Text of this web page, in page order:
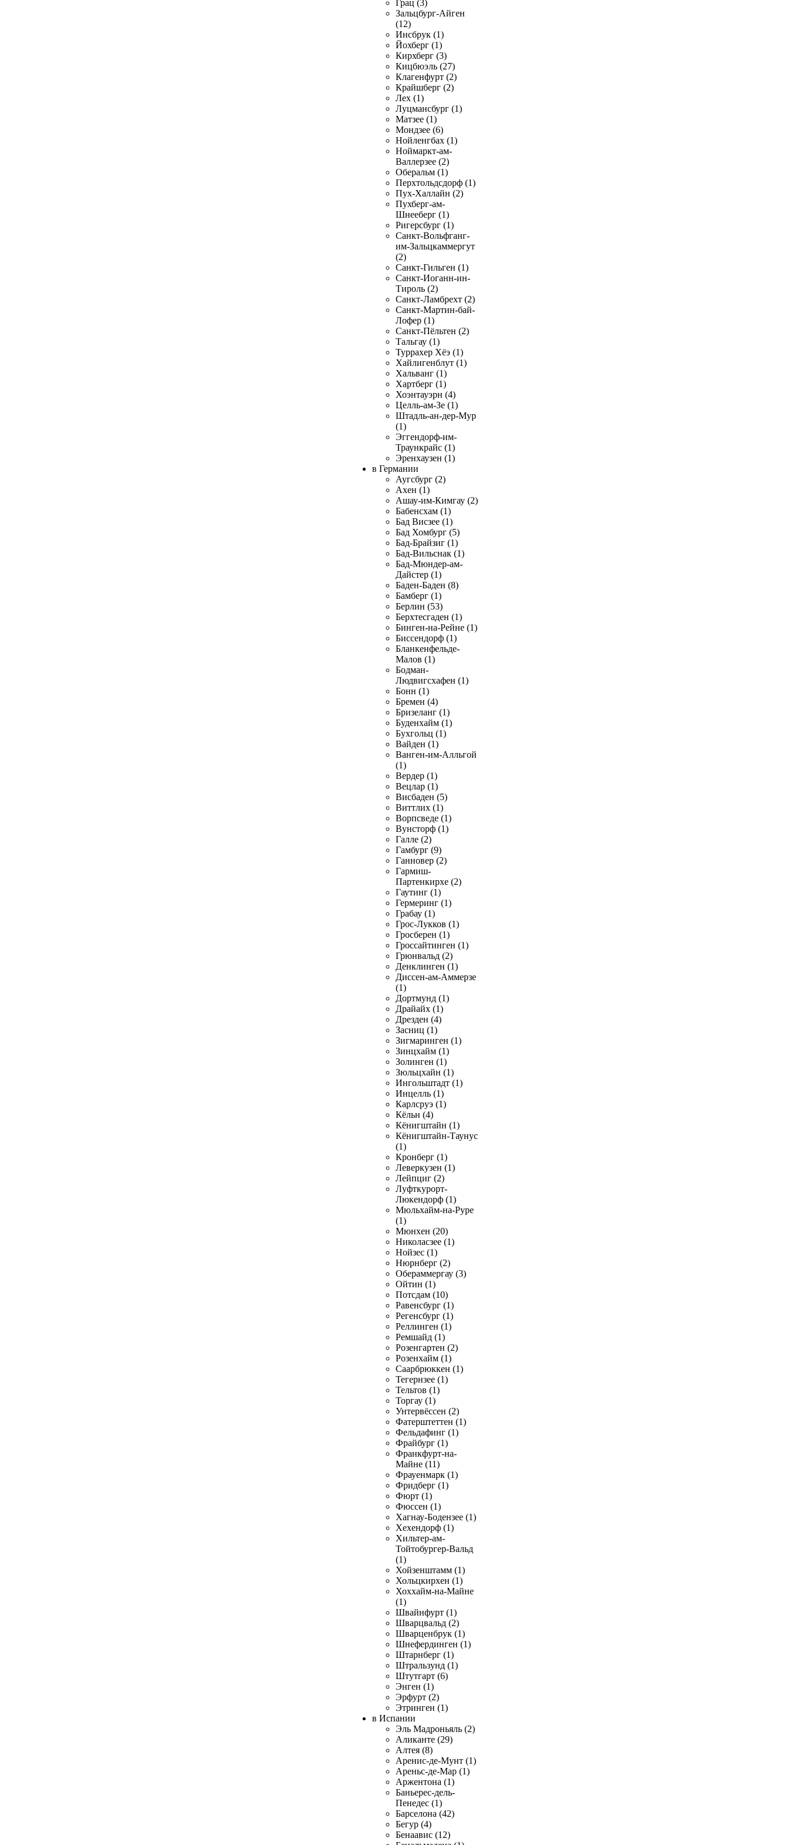
Грац (3)
Зальцбург-Айген
(12)
Инсбрук (1)
Йохберг (1)
Кирхберг (3)
Кицбюэль (27)
Клагенфурт (2)
Крайшберг (2)
Лех (1)
Луцмансбург (1)
Матзее (1)
Мондзее (6)
Нойленгбах (1)
Ноймаркт-ам-
Валлерзее (2)
Оберальм (1)
Перхтольдсдорф (1)
Пух-Халлайн (2)
Пухберг-ам-
Шнееберг (1)
Ригерсбург (1)
Санкт-Вольфганг-
им-Зальцкаммергут
(2)
Санкт-Гильген (1)
Санкт-Иоганн-ин-
Тироль (2)
Санкт-Ламбрехт (2)
Санкт-Мартин-бай-
Лофер (1)
Санкт-Пёльтен (2)
Тальгау (1)
Туррахер Хёэ (1)
Хайлигенблут (1)
Хальванг (1)
Хартберг (1)
Хоэнтауэрн (4)
Целль-ам-Зе (1)
Штадль-ан-дер-Мур
(1)
Эггендорф-им-
Траункрайс (1)
Эренхаузен (1)
в Германии
Аугсбург (2)
Ахен (1)
Ашау-им-Кимгау (2)
Бабенсхам (1)
Бад Висзее (1)
Бад Хомбург (5)
Бад-Брайзиг (1)
Бад-Вильснак (1)
Бад-Мюндер-ам-
Дайстер (1)
Баден-Баден (8)
Бамберг (1)
Берлин (53)
Берхтесгаден (1)
Бинген-на-Рейне (1)
Биссендорф (1)
Бланкенфельде-
Малов (1)
Бодман-
Людвигсхафен (1)
Бонн (1)
Бремен (4)
Бризеланг (1)
Буденхайм (1)
Бухгольц (1)
Вайден (1)
Ванген-им-Алльгой
(1)
Вердер (1)
Вецлар (1)
Висбаден (5)
Виттлих (1)
Ворпсведе (1)
Вунсторф (1)
Галле (2)
Гамбург (9)
Ганновер (2)
Гармиш-
Партенкирхе (2)
Гаутинг (1)
Гермеринг (1)
Грабау (1)
Грос-Лукков (1)
Гросберен (1)
Гроссайтинген (1)
Грюнвальд (2)
Денклинген (1)
Диссен-ам-Аммерзе
(1)
Дортмунд (1)
Драйайх (1)
Дрезден (4)
Засниц (1)
Зигмаринген (1)
Зинцхайм (1)
Золинген (1)
Зюльцхайн (1)
Ингольштадт (1)
Инцелль (1)
Карлсруэ (1)
Кёльн (4)
Кёнигштайн (1)
Кёнигштайн-Таунус
(1)
Кронберг (1)
Леверкузен (1)
Лейпциг (2)
Луфткурорт-
Люкендорф (1)
Мюльхайм-на-Руре
(1)
Мюнхен (20)
Николасзее (1)
Нойзес (1)
Нюрнберг (2)
Обераммергау (3)
Ойтин (1)
Потсдам (10)
Равенсбург (1)
Регенсбург (1)
Реллинген (1)
Ремшайд (1)
Розенгартен (2)
Розенхайм (1)
Саарбрюккен (1)
Тегернзее (1)
Тельтов (1)
Торгау (1)
Унтервёссен (2)
Фатерштеттен (1)
Фельдафинг (1)
Фрайбург (1)
Франкфурт-на-
Майне (11)
Фрауенмарк (1)
Фридберг (1)
Фюрт (1)
Фюссен (1)
Хагнау-Бодензее (1)
Хехендорф (1)
Хильтер-ам-
Тойтобургер-Вальд
(1)
Хойзенштамм (1)
Хольцкирхен (1)
Хоххайм-на-Майне
(1)
Швайнфурт (1)
Шварцвальд (2)
Шварценбрук (1)
Шнефердинген (1)
Штарнберг (1)
Штральзунд (1)
Штутгарт (6)
Энген (1)
Эрфурт (2)
Этринген (1)
в Испании
Эль Мадроньяль (2)
Аликанте (29)
Алтея (8)
Аренис-де-Мунт (1)
Ареньс-де-Мар (1)
Аржентона (1)
Баньерес-дель-
Пенедес (1)
Барселона (42)
Бегур (4)
Бенаавис (12)